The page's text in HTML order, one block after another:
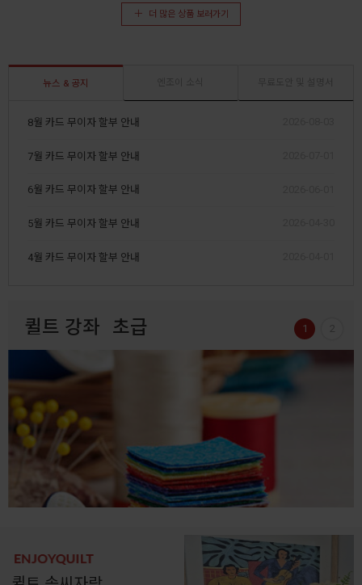
더 많은 상품 보러가기
뉴스 & 공지
8월 카드 무이자 할부 안내
7월 카드 무이자 할부 안내
6월 카드 무이자 할부 안내
5월 카드 무이자 할부 안내
4월 카드 무이자 할부 안내
퀼트 강좌 초급 1